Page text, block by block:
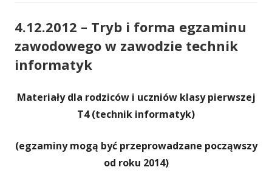
4.12.2012 – Tryb i forma egzaminu
zawodowego w zawodzie technik
informatyk
Materiały dla rodziców i uczniów klasy pierwszej
T4 (technik informatyk)
(egzaminy mogą być przeprowadzane począwszy
od roku 2014)